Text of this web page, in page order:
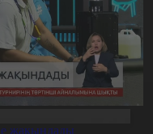
жақындады